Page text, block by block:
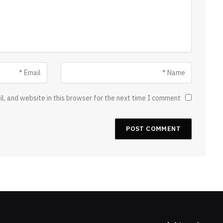
and website in this browser for the next time I comment.